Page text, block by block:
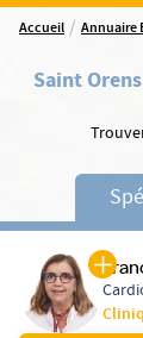
Accueil / Annuaire
Saint